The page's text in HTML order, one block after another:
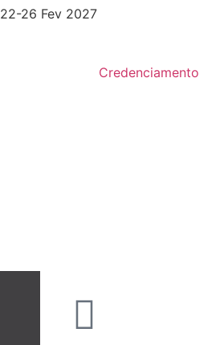
22-26 Fev 2027
Credenciamento